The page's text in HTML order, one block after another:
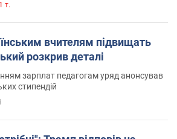
т.
вчителям підвищать
розкрив деталі
зарплат педагогам уряд анонсував
стипендій